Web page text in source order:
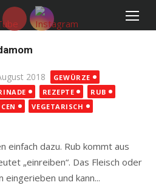
2018
GEWÜRZE
REZEPTE
RUB
VEGETARISCH
einfach dazu. Rub kommt aus
„einreiben“. Das Fleisch oder
eingerieben und kann...